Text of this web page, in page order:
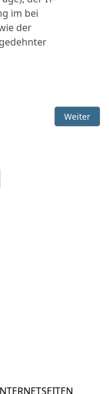
im bei
der
als Nächster
Weiter